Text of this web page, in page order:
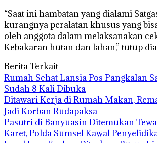
“Saat ini hambatan yang dialami
kurangnya peralatan khusus yang
oleh anggota dalam melaksanakan
Kebakaran hutan dan lahan,” tutup
Berita Terkait
Rumah Sehat Lansia Pos Pangkalan
Sudah 8 Kali Dibuka
Ditawari Kerja di Rumah Makan,
Jadi Korban Rudapaksa
Pasutri di Banyuasin Ditemukan
Karet, Polda Sumsel Kawal